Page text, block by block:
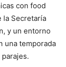
con food
la Secretaría
y un entorno
una temporada